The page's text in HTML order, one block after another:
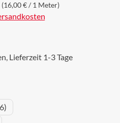
(16,00 € / 1 Meter)
Lieferzeit 1-3 Tage